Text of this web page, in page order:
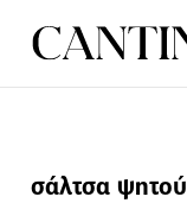
ΣΥΝΤΑΓΕΣ
σάλτσα ψητού